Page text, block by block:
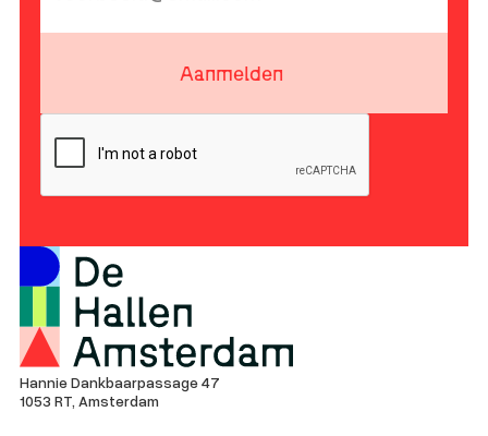
Aanmelden
Hannie Dankbaarpassage 47
1053 RT, Amsterdam